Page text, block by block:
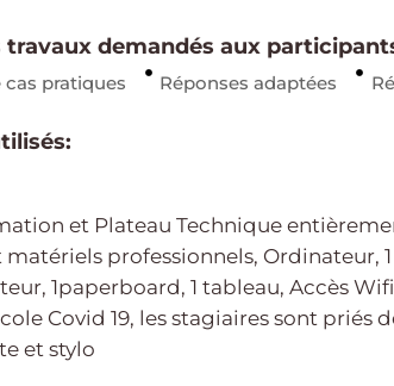
travaux demandés aux
cas pratiques Réponses adaptées
et Plateau Technique
professionnels, Ordinateur, 1
1paperboard, 1 tableau, Accès Wifi
Covid 19, les stagiaires sont priés
et stylo